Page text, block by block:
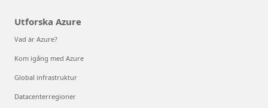
Utforska Azure
Vad är Azure?
Kom igång med Azure
Global infrastruktur
Datacenterregioner